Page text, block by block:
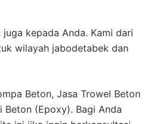
kepada Anda. Kami dari
wilayah jabodetabek dan
Beton, Jasa Trowel Beton
Beton (Epoxy). Bagi Anda